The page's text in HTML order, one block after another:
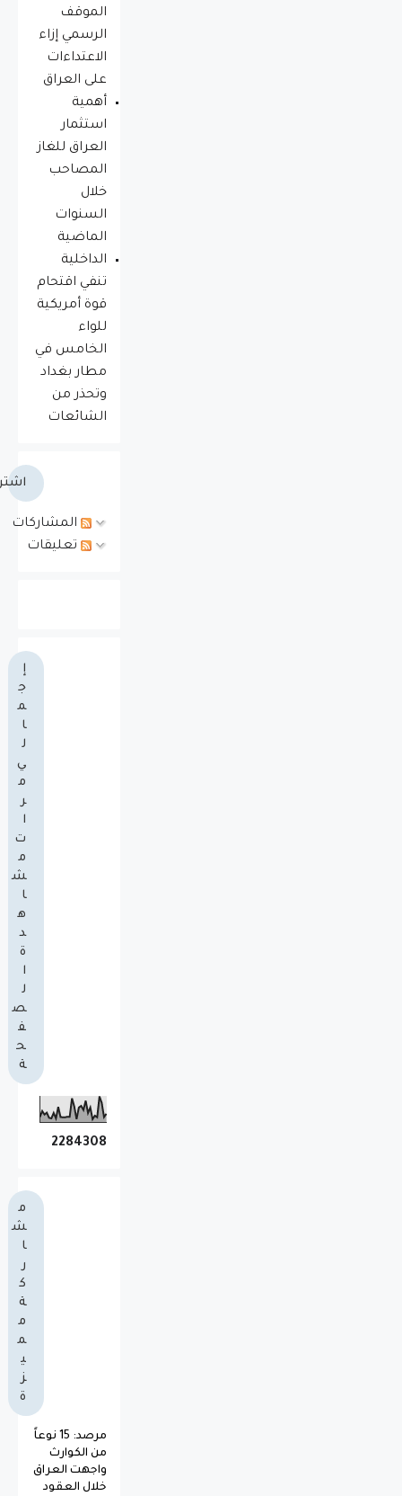
الموقف
الرسمي إزاء
الاعتداءات
على العراق
أهمية
استثمار
العراق للغاز
المصاحب
خلال
السنوات
الماضية
الداخلية
تنفي اقتحام
قوة أمريكية
للواء
الخامس في
مطار بغداد
وتحذر من
الشائعات
المشاركات
تعليقات
إ
ج
م
ا
ل
ي
م
ر
ا
ت
م
ش
ا
ه
د
ة
ا
ل
ص
ف
ح
ة
2284308
م
ش
ا
ر
ك
ة
م
م
ي
ز
ة
مرصد: 15 نوعاً
من الكوارث
واجهت العراق
خلال العقود